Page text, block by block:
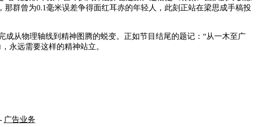
群曾为0.1毫米误差争得面红耳赤的年轻人，此刻正站在梁思成手稿投
从物理轴线到精神图腾的蜕变。正如节目结尾的题记：“从一木至广
永远需要这样的精神站立。
- 广告业务